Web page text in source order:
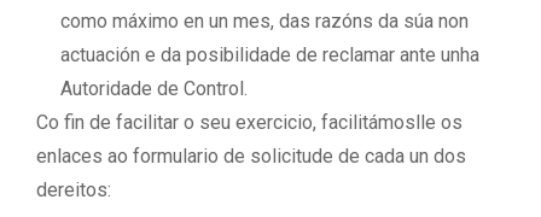
como máximo en un mes, das razóns da súa non
actuación e da posibilidade de reclamar ante unha
Autoridade de Control.
Co fin de facilitar o seu exercicio, facilitámoslle os
enlaces ao formulario de solicitude de cada un dos
dereitos: